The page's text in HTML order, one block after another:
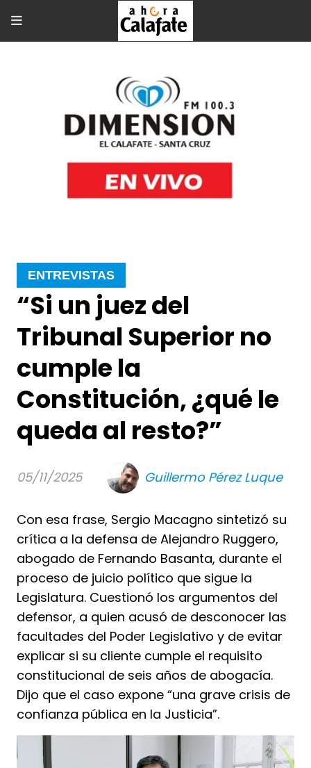
“Si un juez del
Tribunal Superior no
cumple la
Constitución, ¿qué le
queda al resto?”
Con esa frase, Sergio Macagno sintetizó su
crítica a la defensa de Alejandro Ruggero,
abogado de Fernando Basanta, durante el
proceso de juicio político que sigue la
Legislatura. Cuestionó los argumentos del
defensor, a quien acusó de desconocer las
facultades del Poder Legislativo y de evitar
explicar si su cliente cumple el requisito
constitucional de seis años de abogacía.
Dijo que el caso expone “una grave crisis de
confianza pública en la Justicia”.
ENTREVISTAS
05/11/2025 Guillermo Pérez Luque